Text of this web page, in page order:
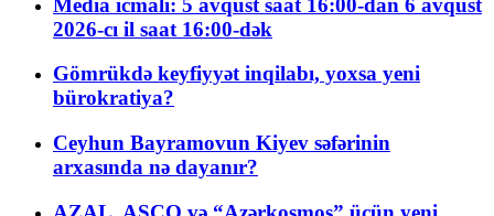
2026-cı il saat 16:00-dək
Gömrükdə keyfiyyət inqilabı, yoxsa yeni
bürokratiya?
Ceyhun Bayramovun Kiyev səfərinin
arxasında nə dayanır?